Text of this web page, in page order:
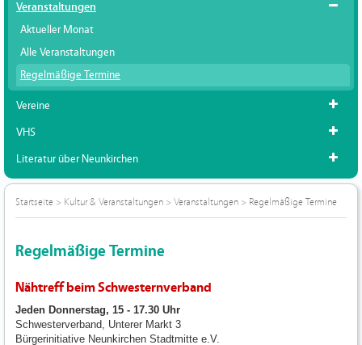
Veranstaltungen
Aktueller Monat
Alle Veranstaltungen
Regelmäßige Termine
Vereine
VHS
Literatur über Neunkirchen
Startseite > Kultur & Veranstaltungen > Veranstaltungen > Regelmäßige Termine
Regelmäßige Termine
Nähtreff beim Schwesternverband
Jeden Donnerstag, 15 - 17.30 Uhr
Schwesterverband, Unterer Markt 3
Bürgerinitiative Neunkirchen Stadtmitte e.V.